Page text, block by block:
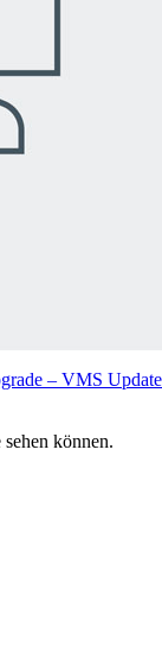
– VMS Update
können.